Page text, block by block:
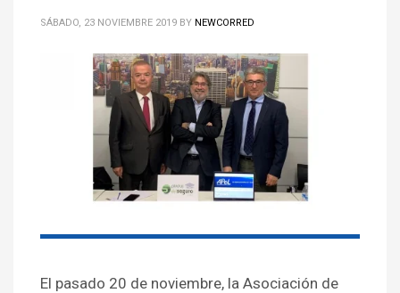
SÁBADO, 23 NOVIEMBRE 2019 BY NEWCORRED
El pasado 20 de noviembre, la Asociación de